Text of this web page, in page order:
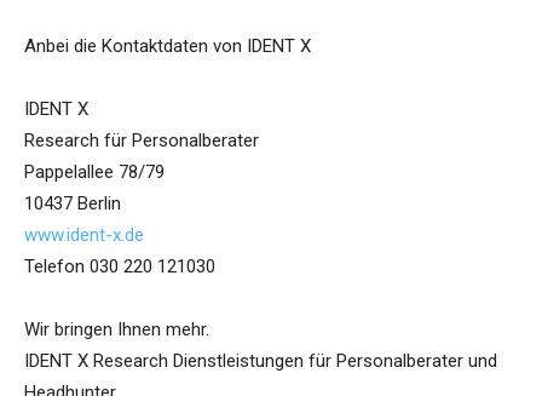
Anbei die Kontaktdaten von IDENT X
IDENT X
Research für Personalberater
Pappelallee 78/79
10437 Berlin
www.ident-x.de
Telefon 030 220 121030
Wir bringen Ihnen mehr.
IDENT X Research Dienstleistungen für Personalberater und